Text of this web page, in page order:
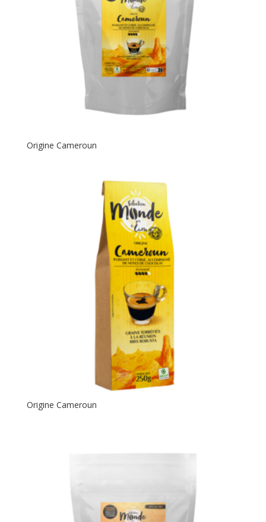
Origine Cameroun
Origine Cameroun